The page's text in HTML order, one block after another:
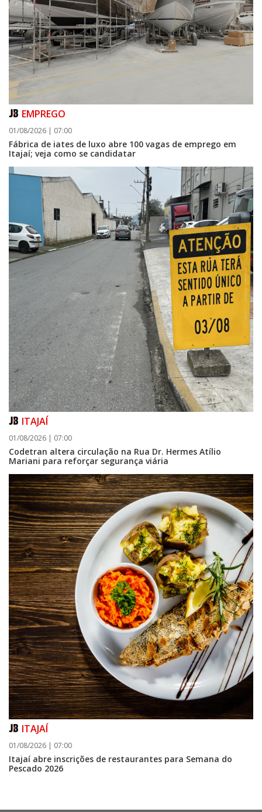
EMPREGO
01/08/2026 | 07:00
Fábrica de iates de luxo abre 100 vagas de emprego em
Itajaí; veja como se candidatar
ITAJAÍ
01/08/2026 | 07:00
Codetran altera circulação na Rua Dr. Hermes Atílio
Mariani para reforçar segurança viária
ITAJAÍ
01/08/2026 | 07:00
Itajaí abre inscrições de restaurantes para Semana do
Pescado 2026